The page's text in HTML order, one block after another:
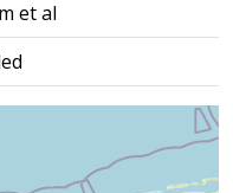
et al